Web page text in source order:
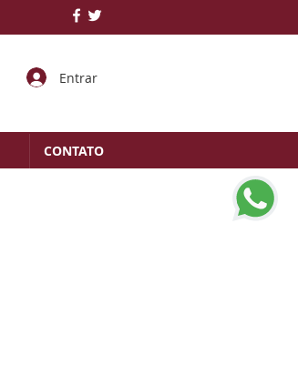
Entrar
CONTATO